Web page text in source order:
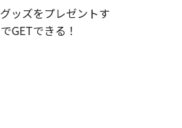
ッズをプレゼントす
GETできる！